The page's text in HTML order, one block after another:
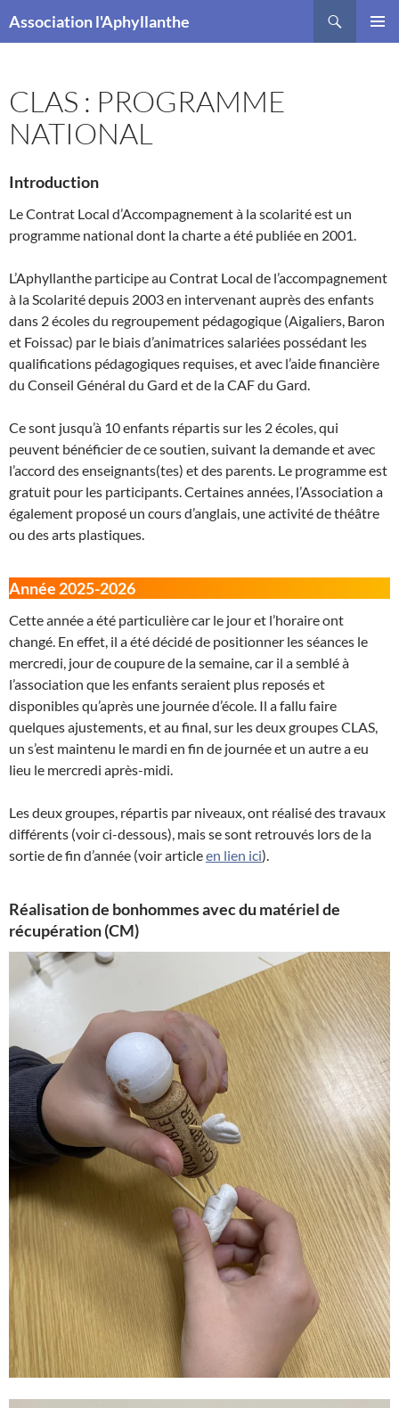
Association l'Aphyllanthe
CLAS : PROGRAMME
NATIONAL
Introduction
Le Contrat Local d’Accompagnement à la scolarité est un
programme national dont la charte a été publiée en 2001.
L’Aphyllanthe participe au Contrat Local de l’accompagnement
à la Scolarité depuis 2003 en intervenant auprès des enfants
dans 2 écoles du regroupement pédagogique (Aigaliers, Baron
et Foissac) par le biais d’animatrices salariées possédant les
qualifications pédagogiques requises, et avec l’aide financière
du Conseil Général du Gard et de la CAF du Gard.
Ce sont jusqu’à 10 enfants répartis sur les 2 écoles, qui
peuvent bénéficier de ce soutien, suivant la demande et avec
l’accord des enseignants(tes) et des parents. Le programme est
gratuit pour les participants. Certaines années, l’Association a
également proposé un cours d’anglais, une activité de théâtre
ou des arts plastiques.
Année 2025-2026
Cette année a été particulière car le jour et l’horaire ont
changé. En effet, il a été décidé de positionner les séances le
mercredi, jour de coupure de la semaine, car il a semblé à
l’association que les enfants seraient plus reposés et
disponibles qu’après une journée d’école. Il a fallu faire
quelques ajustements, et au final, sur les deux groupes CLAS,
un s’est maintenu le mardi en fin de journée et un autre a eu
lieu le mercredi après-midi.
Les deux groupes, répartis par niveaux, ont réalisé des travaux
différents (voir ci-dessous), mais se sont retrouvés lors de la
sortie de fin d’année (voir articleen lien ici).
Réalisation de bonhommes avec du matériel de
récupération (CM)